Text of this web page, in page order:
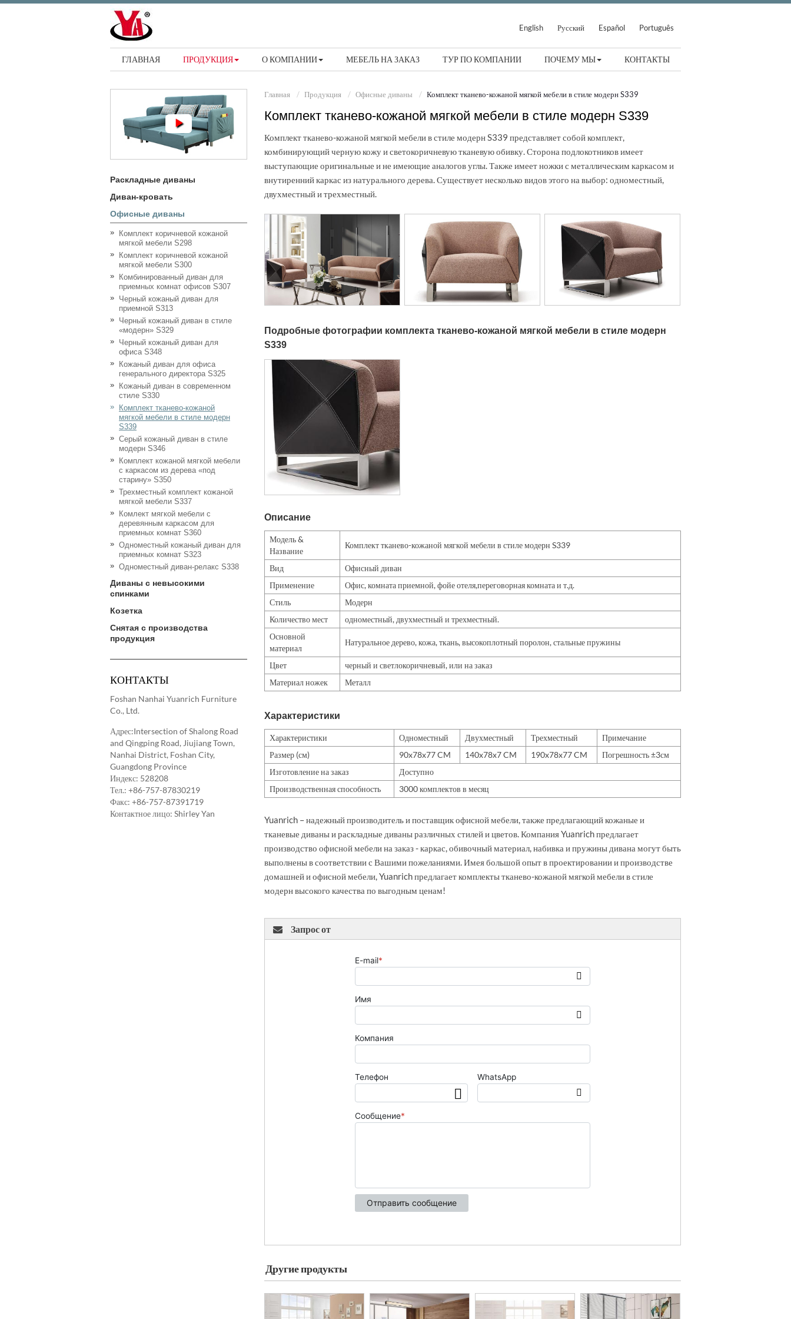
English Русский Español Português
ГЛАВНАЯ ПРОДУКЦИЯ О КОМПАНИИ МЕБЕЛЬ НА ЗАКАЗ ТУР ПО КОМПАНИИ ПОЧЕМУ МЫ КОНТАКТЫ
Главная Продукция Офисные диваны Комплект тканево-кожаной мягкой мебели в стиле модерн S339
Комплект тканево-кожаной мягкой мебели в стиле модерн S339
Комплект тканево-кожаной мягкой мебели в стиле модерн S339 представляет собой комплект,
комбинирующий черную кожу и светокоричневую тканевую обивку. Сторона подлокотников имеет
выступающие оригинальные и не имеющие аналогов углы. Также имеет ножки с металлическим каркасом и
внутиренний каркас из натурального дерева. Существует несколько видов этого на выбор: одноместный,
двухместный и трехместный.
Подробные фотографии комплекта тканево-кожаной мягкой мебели в стиле модерн
S339
Описание
Модель &
Название
Комплект тканево-кожаной мягкой мебели в стиле модерн S339
Вид
Офисный диван
Применение
Офис, комната приемной, фойе отеля,переговорная комната и т.д.
Стиль
Модерн
Количество мест
одноместный, двухместный и трехместный.
Основной
материал
Натуральное дерево, кожа, ткань, высокоплотный поролон, стальные пружины
Цвет
черный и светлокоричневый, или на заказ
Материал ножек
Металл
Характеристики
Характеристики Одноместный Двухместный Трехместный
Примечание
Размер (см)
90x78x77 CM 140x78x7 CM 190x78x77 CM
Погрешность ±3см
Изготовление на заказ
Доступно
Производственная способность
3000 комплектов в месяц
Yuanrich – надежный производитель и поставщик офисной мебели, также предлагающий кожаные и
тканевые диваны и раскладные диваны различных стилей и цветов. Компания Yuanrich предлагает
производство офисной мебели на заказ - каркас, обивочный материал, набивка и пружины дивана могут быть
выполнены в соответствии с Вашими пожеланиями. Имея большой опыт в проектировании и производстве
домашней и офисной мебели, Yuanrich предлагает комплекты тканево-кожаной мягкой мебели в стиле
модерн высокого качества по выгодным ценам!
Запрос от
Другие продукты
Раскладные диваны
Диван-кровать
Офисные диваны
Комплект коричневой кожаной
мягкой мебели S298
Комплект коричневой кожаной
мягкой мебели S300
Комбинированный диван для
приемных комнат офисов S307
Черный кожаный диван для
приемной S313
Черный кожаный диван в стиле
«модерн» S329
Черный кожаный диван для
офиса S348
Кожаный диван для офиса
генерального директора S325
Кожаный диван в современном
стиле S330
Комплект тканево-кожаной
мягкой мебели в стиле модерн
S339
Серый кожаный диван в стиле
модерн S346
Комплект кожаной мягкой мебели
с каркасом из дерева «под
старину» S350
Трехместный комплект кожаной
мягкой мебели S337
Комлект мягкой мебели с
деревянным каркасом для
приемных комнат S360
Одноместный кожаный диван для
приемных комнат S323
Одноместный диван-релакс S338
Диваны с невысокими
спинками
Козетка
Снятая с производства
продукция
КОНТАКТЫ
Foshan Nanhai Yuanrich Furniture
Co., Ltd.
Адрес:Intersection of Shalong Road
and Qingping Road, Jiujiang Town,
Nanhai District, Foshan City,
Guangdong Province
Индекс: 528208
Тел.: +86-757-87830219
Факс: +86-757-87391719
Контактное лицо: Shirley Yan